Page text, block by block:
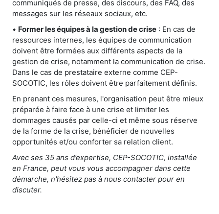
communiqués de presse, des discours, des FAQ, des
messages sur les réseaux sociaux, etc.
• Former les équipes à la gestion de crise : En cas de
ressources internes, les équipes de communication
doivent être formées aux différents aspects de la
gestion de crise, notamment la communication de crise.
Dans le cas de prestataire externe comme CEP-
SOCOTIC, les rôles doivent être parfaitement définis.
En prenant ces mesures, l'organisation peut être mieux
préparée à faire face à une crise et limiter les
dommages causés par celle-ci et même sous réserve
de la forme de la crise, bénéficier de nouvelles
opportunités et/ou conforter sa relation client.
Avec ses 35 ans d’expertise, CEP-SOCOTIC, installée
en France, peut vous vous accompagner dans cette
démarche, n'hésitez pas à nous contacter pour en
discuter.